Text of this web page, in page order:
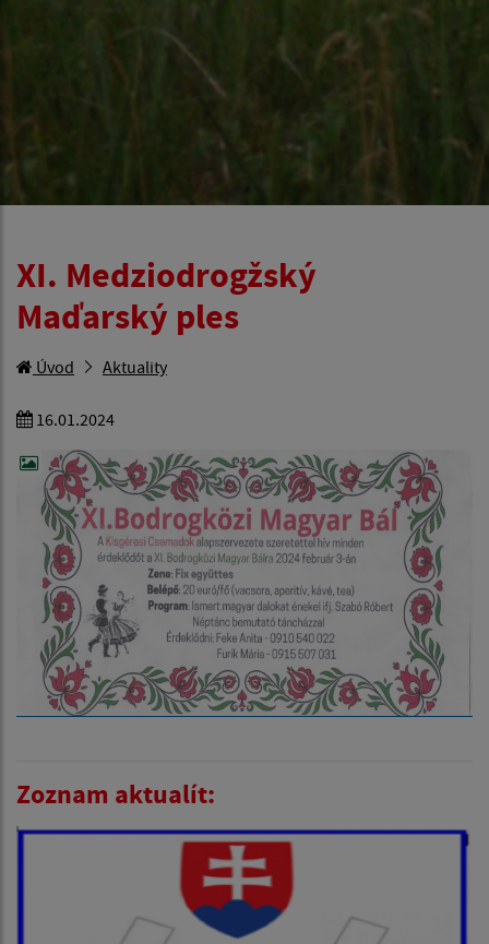
XI. Medziodrogžský
Maďarský ples
Úvod Aktuality
16.01.2024
Zoznam aktualít: